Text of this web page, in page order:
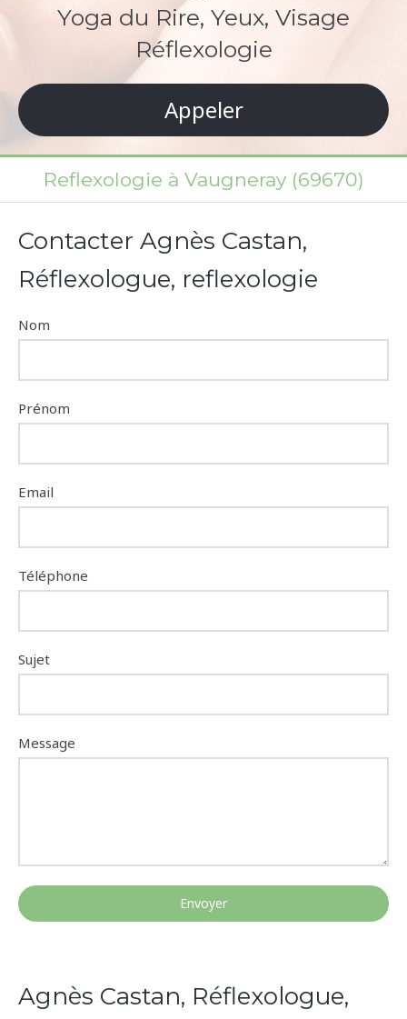
Yoga du Rire, Yeux, Visage
Réflexologie
Appeler
Reflexologie à Vaugneray (69670)
Contacter Agnès Castan,
Réflexologue, reflexologie
Nom
Prénom
Email
Téléphone
Sujet
Message
Envoyer
Agnès Castan, Réflexologue,